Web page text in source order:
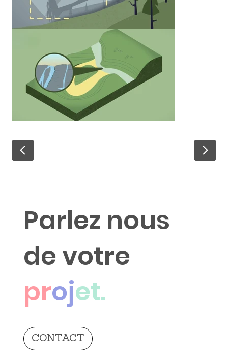
Parlez nous
de votre
projet.
CONTACT